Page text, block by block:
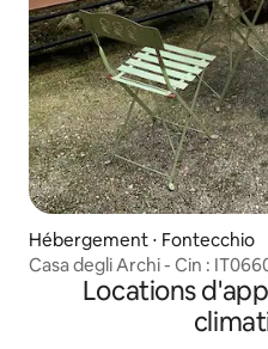
Hébergement ⋅ Fontecchio
Casa degli Archi - Cin :
Locations